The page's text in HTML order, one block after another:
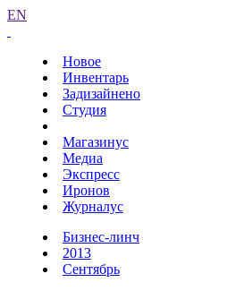
EN
Новое
Инвентарь
Задизайнено
Студия
Магазинус
Медиа
Экспресс
Иронов
Журналус
Бизнес-линч
2013
Сентябрь